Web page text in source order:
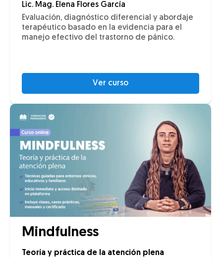
Lic. Mag. Elena Flores García
Evaluación, diagnóstico diferencial y abordaje
terapéutico basado en la evidencia para el
manejo efectivo del trastorno de pánico.
Ver curso
Mindfulness
Teoría y práctica de la atención plena